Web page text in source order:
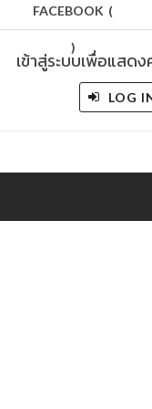
FACEBOOK (
)
เข้าสู่ระบบเพื่อแสด
LOG
/Jobs/